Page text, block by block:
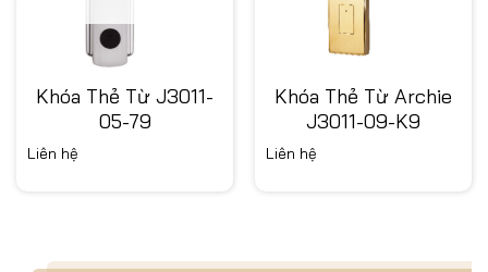
Khóa Thẻ Từ J3011-
05-79
Liên hệ
Khóa Thẻ Từ Archie
J3011-09-K9
Liên hệ